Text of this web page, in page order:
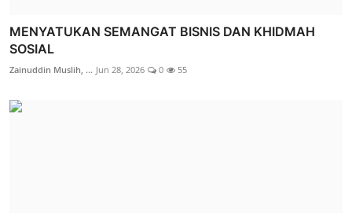
MENYATUKAN SEMANGAT BISNIS DAN KHIDMAH
SOSIAL
Zainuddin Muslih, ... Jun 28, 2026 0 55